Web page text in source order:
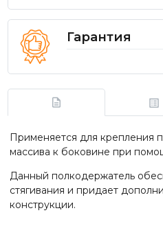
Гарантия
Применяется для
массива к боковине при
Данный полкодержатель
стягивания и придает
конструкции.